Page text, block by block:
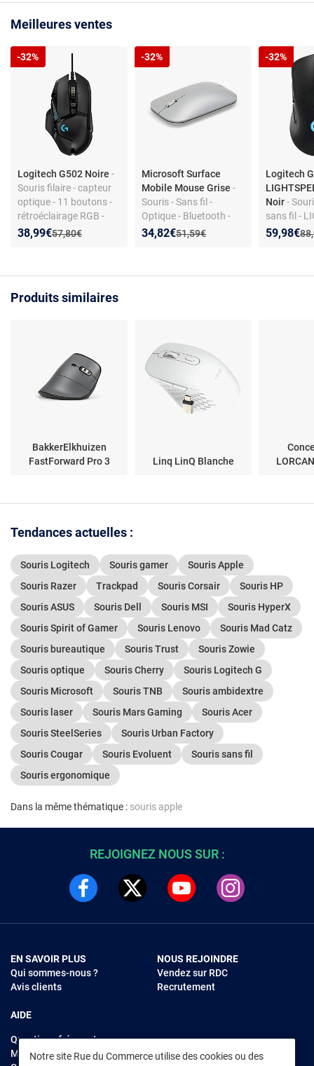
Meilleures ventes
Logitech G502 Noire -
Souris filaire - capteur
optique - 11 boutons -
rétroéclairage RGB -
USB Type-A -Ancien prix :
57,80€
Nouveau prix :
38,99€
Réduction de :
-32%
Microsoft Surface
Mobile Mouse Grise-
Souris - Sans fil -
Optique - Bluetooth -
1800 dpi - Ambidextre -
Ancien prix :
51,59€
Nouveau prix :
34,82€
Réduction de :
-32%
Logitech
Noir-
sans fil -
RGB - 6
Nouveau
59,98€
-32%
Produits similaires
BakkerElkhuizen
FastForward Pro 3
Linq LinQ Blanche
Tendances actuelles :
Souris Logitech Souris gamer
Souris Apple
Souris Razer
Trackpad Souris Corsair
Souris HP
Souris ASUS
Souris Dell Souris MSI
Souris HyperX
Souris Spirit of Gamer
Souris Lenovo
Souris Mad Catz
Souris bureautique
Souris Trust
Souris Zowie
Souris optique
Souris Cherry
Souris Logitech G
Souris Microsoft
Souris TNB
Souris ambidextre
Souris laser
Souris Mars Gaming
Souris Acer
Souris SteelSeries
Souris Urban Factory
Souris Cougar
Souris Evoluent
Souris sans fil
Souris ergonomique
Dans la même thématique : souris apple
Notre site Rue du Commerce utilise des cookies ou des
REJOIGNEZ NOUS SUR :
EN SAVOIR PLUS
Qui sommes-nous ?
Avis clients
AIDE
Questions fréquentes
Modes de règlements
NOUS REJOINDRE
Vendez sur RDC
Recrutement